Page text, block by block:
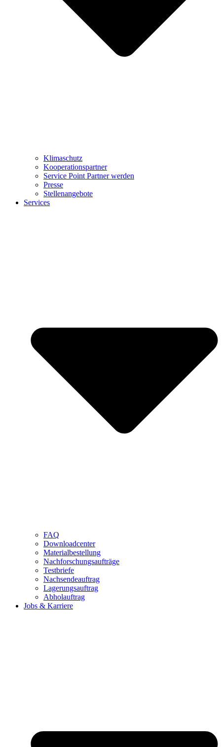
Klimaschutz
Kooperationspartner
Service Point Partner werden
Presse
Stellenangebote
Services
FAQ
Downloadcenter
Materialbestellung
Nachforschungsaufträge
Testbriefe
Nachsendeauftrag
Lagerungsauftrag
Abholauftrag
Jobs & Karriere